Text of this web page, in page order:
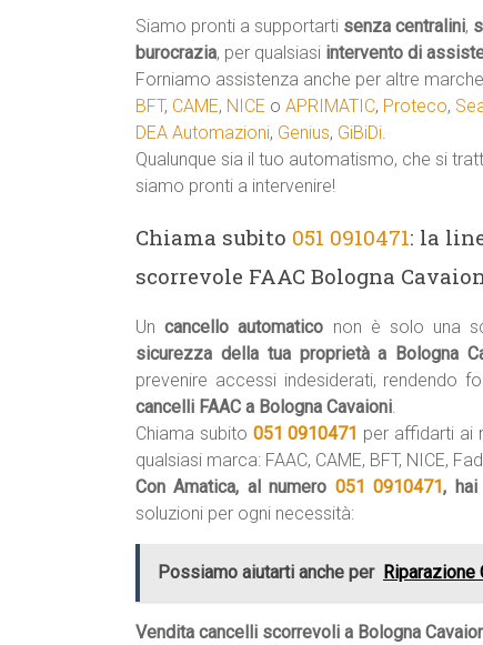
Siamo pronti a supportarti senza centralini,
burocrazia, per qualsiasi intervento di
Forniamo assistenza anche per altre
BFT, CAME, NICE o APRIMATIC, Proteco,
DEA Automazioni, Genius, GiBiDi.
Qualunque sia il tuo automatismo, che si
siamo pronti a intervenire!
Chiama subito 051 0910471: la
scorrevole FAAC Bologna
Uncancello automatico non è solo una
sicurezza della tua proprietà a Bologna
prevenire accessi indesiderati, rendendo
cancelli FAAC a Bologna Cavaioni.
Chiama subito 051 0910471 per affidarti ai
qualsiasi marca: FAAC, CAME, BFT, NICE,
Con Amatica, al numero 051 0910471,
soluzioni per ogni necessità:
Possiamo aiutarti anche per Riparazione
Vendita cancelli scorrevoli a Bologna